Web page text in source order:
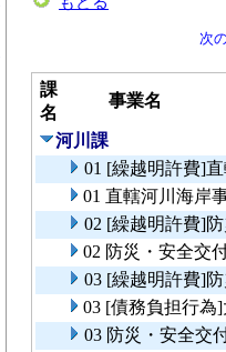
次
課
名
事業名
河川課
01 [繰越明許費]
01 直轄河川海岸
02 [繰越明許費]
02 防災・安全交
03 [繰越明許費]
03 [債務負担行
03 防災・安全交